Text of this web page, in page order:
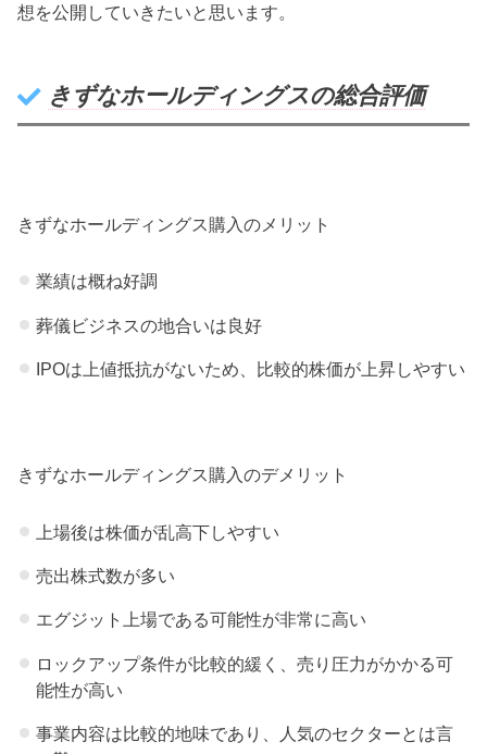
想を公開していきたいと思います。
きずなホールディングスの総合評価
きずなホールディングス購入のメリット
業績は概ね好調
葬儀ビジネスの地合いは良好
IPOは上値抵抗がないため、比較的株価が上昇しやすい
きずなホールディングス購入のデメリット
上場後は株価が乱高下しやすい
売出株式数が多い
エグジット上場である可能性が非常に高い
ロックアップ条件が比較的緩く、売り圧力がかかる可
能性が高い
事業内容は比較的地味であり、人気のセクターとは言